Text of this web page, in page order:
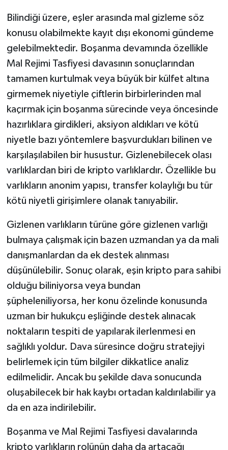
Bilindiği üzere, eşler arasında mal gizleme söz
konusu olabilmekte kayıt dışı ekonomi gündeme
gelebilmektedir. Boşanma devamında özellikle
Mal Rejimi Tasfiyesi davasının sonuçlarından
tamamen kurtulmak veya büyük bir külfet altına
girmemek niyetiyle çiftlerin birbirlerinden mal
kaçırmak için boşanma sürecinde veya öncesinde
hazırlıklara girdikleri, aksiyon aldıkları ve kötü
niyetle bazı yöntemlere başvurdukları bilinen ve
karşılaşılabilen bir husustur. Gizlenebilecek olası
varlıklardan biri de kripto varlıklardır. Özellikle bu
varlıkların anonim yapısı, transfer kolaylığı bu tür
kötü niyetli girişimlere olanak tanıyabilir.
Gizlenen varlıkların türüne göre gizlenen varlığı
bulmaya çalışmak için bazen uzmandan ya da mali
danışmanlardan da ek destek alınması
düşünülebilir. Sonuç olarak, eşin kripto para sahibi
olduğu biliniyorsa veya bundan
şüpheleniliyorsa, her konu özelinde konusunda
uzman bir hukukçu eşliğinde destek alınacak
noktaların tespiti de yapılarak ilerlenmesi en
sağlıklı yoldur. Dava süresince doğru stratejiyi
belirlemek için tüm bilgiler dikkatlice analiz
edilmelidir. Ancak bu şekilde dava sonucunda
oluşabilecek bir hak kaybı ortadan kaldırılabilir ya
da en aza indirilebilir.
Boşanma ve Mal Rejimi Tasfiyesi davalarında
kripto varlıkların rolünün daha da artacağı